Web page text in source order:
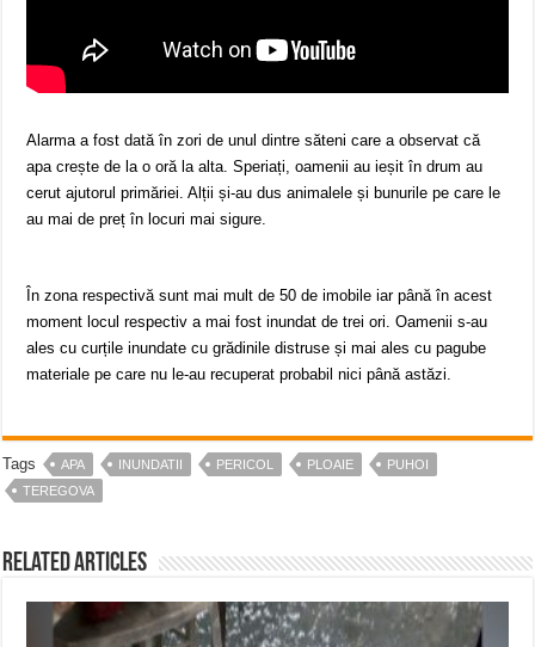
Alarma a fost dată în zori de unul dintre săteni care a observat că
apa crește de la o oră la alta. Speriați, oamenii au ieșit în drum au
cerut ajutorul primăriei. Alții și-au dus animalele și bunurile pe care le
au mai de preț în locuri mai sigure.
În zona respectivă sunt mai mult de 50 de imobile iar până în acest
moment locul respectiv a mai fost inundat de trei ori. Oamenii s-au
ales cu curțile inundate cu grădinile distruse și mai ales cu pagube
materiale pe care nu le-au recuperat probabil nici până astăzi.
Tags APA INUNDATII PERICOL PLOAIE
PUHOI
TEREGOVA
Related Articles